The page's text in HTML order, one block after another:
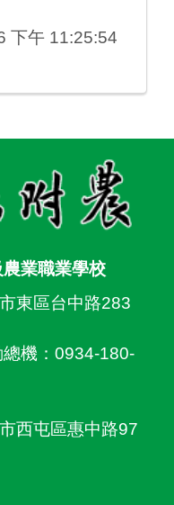
下午 11:25:54
業職業學校
東區台中路283
機：0934-180-
西屯區惠中路97